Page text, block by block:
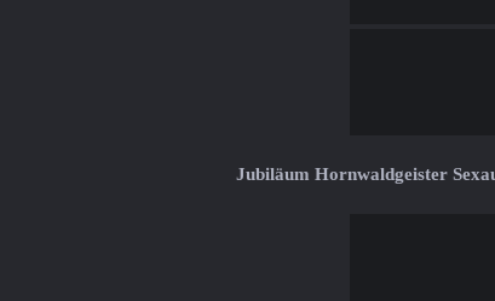
Jubiläum Hornwaldgeister